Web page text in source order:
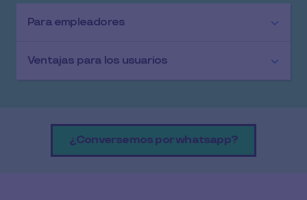
Para empleadores
Ventajas para los usuarios
¿Conversemos por whatsapp?